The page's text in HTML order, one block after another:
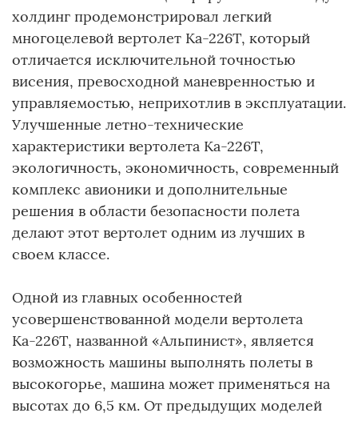
холдинг продемонстрировал легкий
многоцелевой вертолет Ка-226Т, который
отличается исключительной точностью
висения, превосходной маневренностью и
управляемостью, неприхотлив в эксплуатации.
Улучшенные летно-технические
характеристики вертолета Ка-226Т,
экологичность, экономичность, современный
комплекс авионики и дополнительные
решения в области безопасности полета
делают этот вертолет одним из лучших в
своем классе.
Одной из главных особенностей
усовершенствованной модели вертолета
Ка-226Т, названной «Альпинист», является
возможность машины выполнять полеты в
высокогорье, машина может применяться на
высотах до 6,5 км. От предыдущих моделей